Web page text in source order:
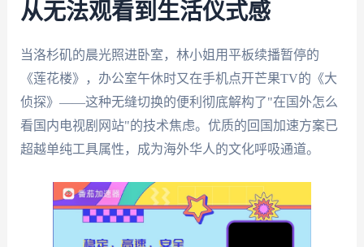
从无法观看到生活仪式感
当洛杉矶的晨光照进卧室，林小姐用平板续播暂停的
《莲花楼》，办公室午休时又在手机点开芒果TV的《大
侦探》——这种无缝切换的便利彻底解构了"在国外怎么
看国内电视剧网站"的技术焦虑。优质的回国加速方案已
超越单纯工具属性，成为海外华人的文化呼吸通道。